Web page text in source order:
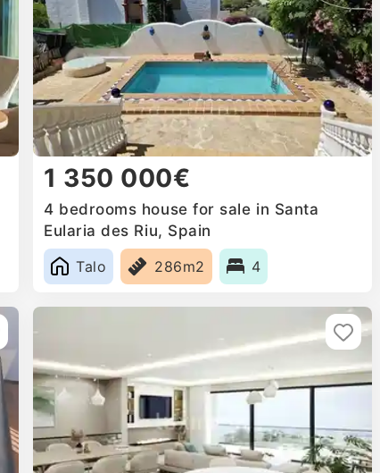
1 350 000€
4 bedrooms house for sale in Santa
Eularia des Riu, Spain
Talo
286m2 4